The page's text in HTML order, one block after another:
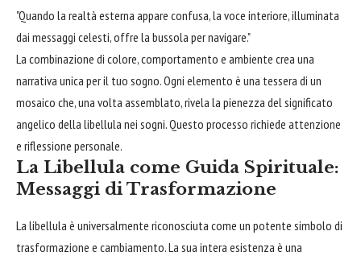
"Quando la realtà esterna appare confusa, la voce interiore, illuminata
dai messaggi celesti, offre la bussola per navigare."
La combinazione di colore, comportamento e ambiente crea una
narrativa unica per il tuo sogno. Ogni elemento è una tessera di un
mosaico che, una volta assemblato, rivela la pienezza del significato
angelico della libellula nei sogni. Questo processo richiede attenzione
e riflessione personale.
La Libellula come Guida Spirituale:
Messaggi di Trasformazione
La libellula è universalmente riconosciuta come un potente simbolo di
trasformazione e cambiamento. La sua intera esistenza è una